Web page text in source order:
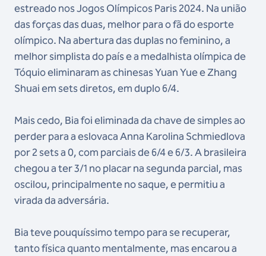
estreado nos Jogos Olímpicos Paris 2024. Na união
das forças das duas, melhor para o fã do esporte
olímpico. Na abertura das duplas no feminino, a
melhor simplista do país e a medalhista olímpica de
Tóquio eliminaram as chinesas Yuan Yue e Zhang
Shuai em sets diretos, em duplo 6/4.
Mais cedo, Bia foi eliminada da chave de simples ao
perder para a eslovaca Anna Karolina Schmiedlova
por 2 sets a 0, com parciais de 6/4 e 6/3. A brasileira
chegou a ter 3/1 no placar na segunda parcial, mas
oscilou, principalmente no saque, e permitiu a
virada da adversária.
Bia teve pouquíssimo tempo para se recuperar,
tanto física quanto mentalmente, mas encarou a